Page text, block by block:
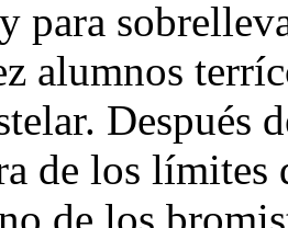
para
alumnos
Después
de los límites
de los